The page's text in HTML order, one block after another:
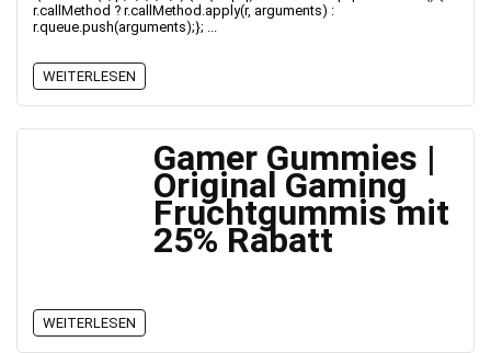
r.callMethod ? r.callMethod.apply(r, arguments) :
r.queue.push(arguments);}; ...
WEITERLESEN
Gamer Gummies |
Original Gaming
Fruchtgummis mit
25% Rabatt
WEITERLESEN